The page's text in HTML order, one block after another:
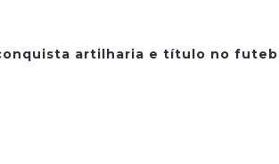
artilharia e título no